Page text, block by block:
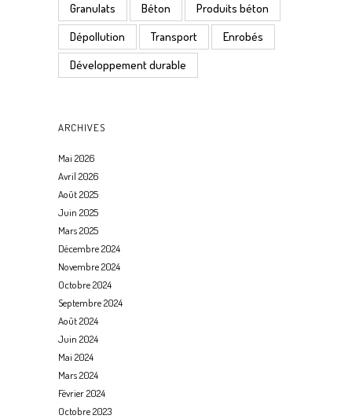
Granulats
Béton
Produits béton
Dépollution
Transport
Enrobés
Développement durable
ARCHIVES
Mai 2026
Avril 2026
Août 2025
Juin 2025
Mars 2025
Décembre 2024
Novembre 2024
Octobre 2024
Septembre 2024
Août 2024
Juin 2024
Mai 2024
Mars 2024
Février 2024
Octobre 2023